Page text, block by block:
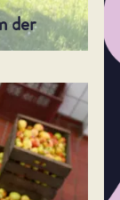
der
Fehler